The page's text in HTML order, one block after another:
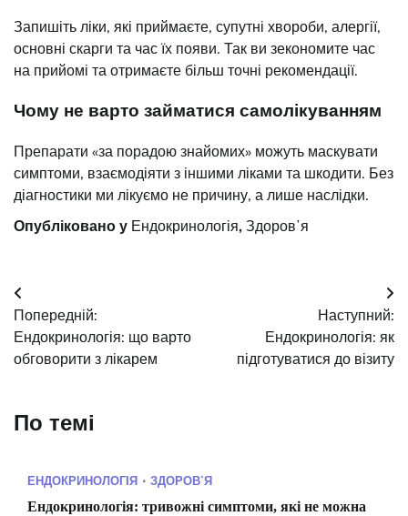
Запишіть ліки, які приймаєте, супутні хвороби, алергії,
основні скарги та час їх появи. Так ви зекономите час
на прийомі та отримаєте більш точні рекомендації.
Чому не варто займатися самолікуванням
Препарати «за порадою знайомих» можуть маскувати
симптоми, взаємодіяти з іншими ліками та шкодити. Без
діагностики ми лікуємо не причину, а лише наслідки.
Опубліковано у Ендокринологія, Здоровʼя
Навігація
записів
Попередній:
Ендокринологія: що варто
обговорити з лікарем
Наступний:
Ендокринологія: як
підготуватися до візиту
По темі
ЕНДОКРИНОЛОГІЯ ЗДОРОВʼЯ
Ендокринологія: тривожні симптоми, які не можна